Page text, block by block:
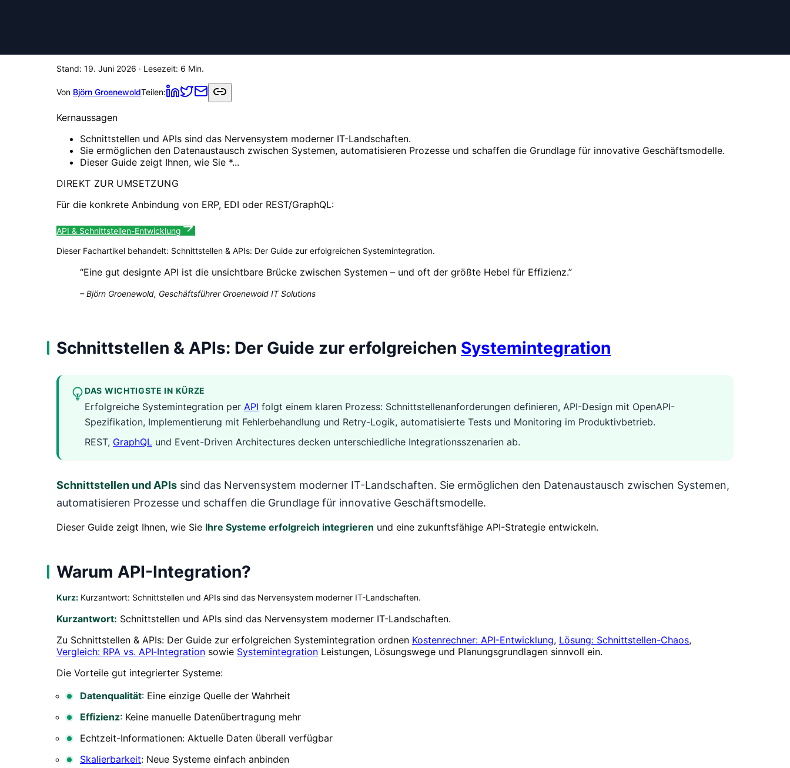
Stand: 19. Juni 2026 · Lesezeit: 6 Min.
Von Björn GroenewoldTeilen:
Kernaussagen
Schnittstellen und APIs sind das Nervensystem moderner IT-Landschaften.
Sie ermöglichen den Datenaustausch zwischen Systemen, automatisieren Prozesse und schaffen die Grundlage für innovative Geschäftsmodelle.
Dieser Guide zeigt Ihnen, wie Sie *...
DIREKT ZUR UMSETZUNG
Für die konkrete Anbindung von ERP, EDI oder REST/GraphQL:
API & Schnittstellen-Entwicklung
Dieser Fachartikel behandelt: Schnittstellen & APIs: Der Guide zur erfolgreichen Systemintegration.
“Eine gut designte API ist die unsichtbare Brücke zwischen Systemen – und oft der größte Hebel für Effizienz.”
–Björn Groenewold, Geschäftsführer Groenewold IT Solutions
Schnittstellen & APIs: Der Guide zur erfolgreichen Systemintegration
DAS WICHTIGSTE IN KÜRZE
Erfolgreiche Systemintegration per API folgt einem klaren Prozess: Schnittstellenanforderungen definieren, API-Design mit OpenAPI-
Spezifikation, Implementierung mit Fehlerbehandlung und Retry-Logik, automatisierte Tests und Monitoring im Produktivbetrieb.
REST, GraphQL und Event-Driven Architectures decken unterschiedliche Integrationsszenarien ab.
Schnittstellen und APIs sind das Nervensystem moderner IT-Landschaften. Sie ermöglichen den Datenaustausch zwischen Systemen,
automatisieren Prozesse und schaffen die Grundlage für innovative Geschäftsmodelle.
Dieser Guide zeigt Ihnen, wie Sie Ihre Systeme erfolgreich integrieren und eine zukunftsfähige API-Strategie entwickeln.
Warum API-Integration?
Kurz: Kurzantwort: Schnittstellen und APIs sind das Nervensystem moderner IT-Landschaften.
Kurzantwort: Schnittstellen und APIs sind das Nervensystem moderner IT-Landschaften.
Zu Schnittstellen & APIs: Der Guide zur erfolgreichen Systemintegration ordnen Kostenrechner: API-Entwicklung, Lösung: Schnittstellen-Chaos,
Vergleich: RPA vs. API‑Integration sowie Systemintegration Leistungen, Lösungswege und Planungsgrundlagen sinnvoll ein.
Die Vorteile gut integrierter Systeme:
Datenqualität: Eine einzige Quelle der Wahrheit
Effizienz: Keine manuelle Datenübertragung mehr
Echtzeit-Informationen: Aktuelle Daten überall verfügbar
Skalierbarkeit: Neue Systeme einfach anbinden